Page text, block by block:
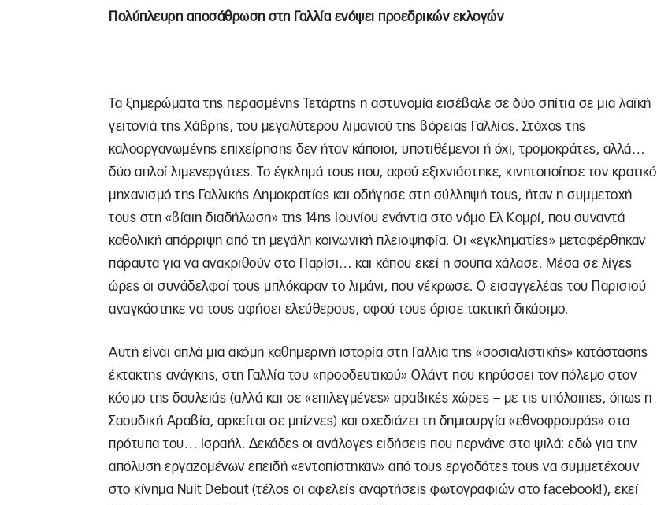
Πολύπλευρη αποσάθρωση στη Γαλλία ενόψει προεδρικών εκλογών
Τα ξημερώματα της περασμένης Τετάρτης η αστυνομία εισέβαλε σε δύο σπίτια σε μια λαϊκή
γειτονιά της Χάβρης, του μεγαλύτερου λιμανιού της βόρειας Γαλλίας. Στόχος της
καλοοργανωμένης επιχείρησης δεν ήταν κάποιοι, υποτιθέμενοι ή όχι, τρομοκράτες, αλλά…
δύο απλοί λιμενεργάτες. Το έγκλημά τους που, αφού εξιχνιάστηκε, κινητοποίησε τον κρατικό
μηχανισμό της Γαλλικής Δημοκρατίας και οδήγησε στη σύλληψή τους, ήταν η συμμετοχή
τους στη «βίαιη διαδήλωση» της 14ης Ιουνίου ενάντια στο νόμο Ελ Κομρί, που συναντά
καθολική απόρριψη από τη μεγάλη κοινωνική πλειοψηφία. Οι «εγκληματίες» μεταφέρθηκαν
πάραυτα για να ανακριθούν στο Παρίσι… και κάπου εκεί η σούπα χάλασε. Μέσα σε λίγες
ώρες οι συνάδελφοί τους μπλόκαραν το λιμάνι, που νέκρωσε. Ο εισαγγελέας του Παρισιού
αναγκάστηκε να τους αφήσει ελεύθερους, αφού τους όρισε τακτική δικάσιμο.
Αυτή είναι απλά μια ακόμη καθημερινή ιστορία στη Γαλλία της «σοσιαλιστικής» κατάστασης
έκτακτης ανάγκης, στη Γαλλία του «προοδευτικού» Ολάντ που κηρύσσει τον πόλεμο στον
κόσμο της δουλειάς (αλλά και σε «επιλεγμένες» αραβικές χώρες – με τις υπόλοιπες, όπως η
Σαουδική Αραβία, αρκείται σε μπίζνες) και σχεδιάζει τη δημιουργία «εθνοφρουράς» στα
πρότυπα του… Ισραήλ. Δεκάδες οι ανάλογες ειδήσεις που περνάνε στα ψιλά: εδώ για την
απόλυση εργαζομένων επειδή «εντοπίστηκαν» από τους εργοδότες τους να συμμετέχουν
στο κίνημα Nuit Debout (τέλος οι αφελείς αναρτήσεις φωτογραφιών στο facebook!), εκεί